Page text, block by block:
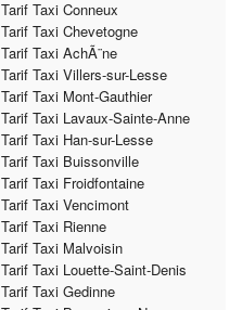
Tarif Taxi Conneux
Tarif Taxi Chevetogne
Tarif Taxi AchÃ¨ne
Tarif Taxi Villers-sur-Lesse
Tarif Taxi Mont-Gauthier
Tarif Taxi Lavaux-Sainte-Anne
Tarif Taxi Han-sur-Lesse
Tarif Taxi Buissonville
Tarif Taxi Froidfontaine
Tarif Taxi Vencimont
Tarif Taxi Rienne
Tarif Taxi Malvoisin
Tarif Taxi Louette-Saint-Denis
Tarif Taxi Gedinne